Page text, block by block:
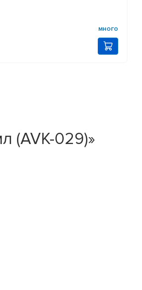
много
(AVK-029)»